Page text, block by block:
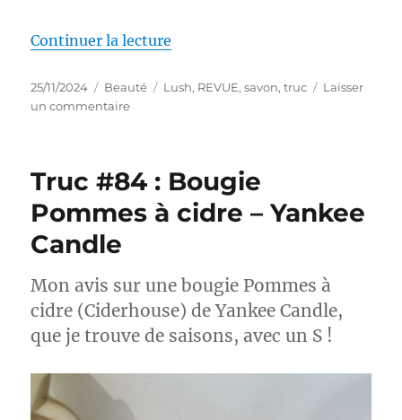
Continuer la lecture
Publié
le
25/11/2024 Catégories
Beauté Étiquettes
Lush, REVUE,savon,truc
Laisser
un commentairesur
Savon
and
Truc #84 : Bougie
Pommes à cidre – Yankee
Candle
Mon avis sur une bougie Pommes à
cidre (Ciderhouse) de Yankee Candle,
que je trouve de saisons, avec un S !